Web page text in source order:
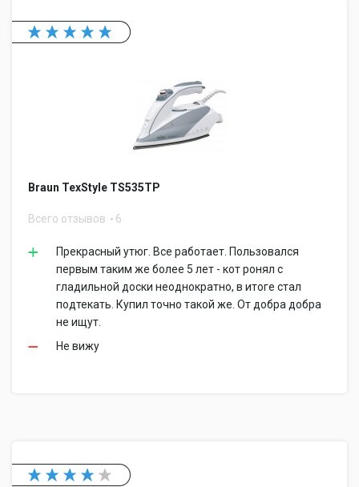
Braun TexStyle TS535TP
Всего отзывов 6
Прекрасный утюг. Все работает. Пользовался
первым таким же более 5 лет - кот ронял с
гладильной доски неоднократно, в итоге стал
подтекать. Купил точно такой же. От добра добра
не ищут.
Не вижу